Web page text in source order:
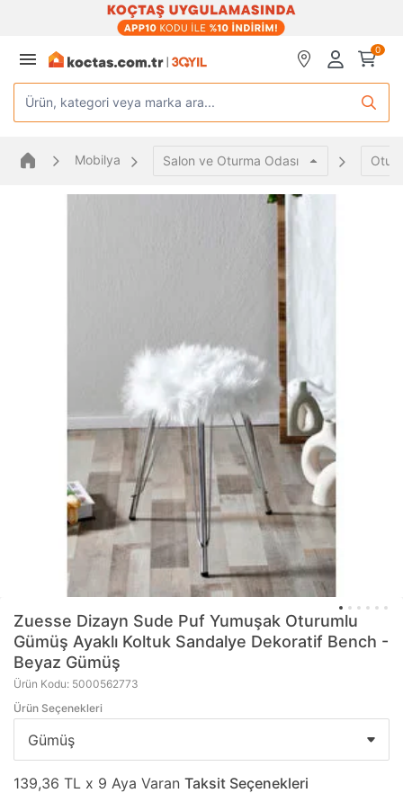
0
Ürün, kategori veya marka ara...
Mobilya Salon ve Oturma Odası
Zuesse Dizayn Sude Puf Yumuşak Oturumlu
Gümüş Ayaklı Koltuk Sandalye Dekoratif Bench -
Beyaz Gümüş
Ürün Kodu: 5000562773
Ürün Seçenekleri
139,36 TL x 9 Aya Varan Taksit Seçenekleri